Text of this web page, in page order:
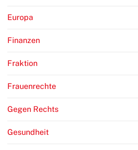
Europa
Finanzen
Fraktion
Frauenrechte
Gegen Rechts
Gesundheit